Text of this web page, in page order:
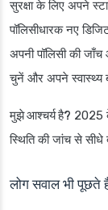
सुरक्षा के लिए अपने
पॉलिसीधारक नए
अपनी पॉलिसी की
चुनें और अपने स्वास्थ्य
मुझे आश्चर्य है? 2025
स्थिति की जांच से सीधे
लोग सवाल भी पूछते